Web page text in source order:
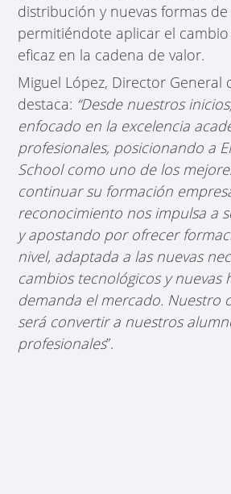
distribución y nuevas formas
permitiéndote aplicar el
eficaz en la cadena de valor.
Miguel López, Director General
destaca: “Desde nuestros
enfocado en la excelencia
profesionales, posicionando a
School como uno de los
continuar su formación
reconocimiento nos impulsa a
y apostando por ofrecer
nivel, adaptada a las nuevas
cambios tecnológicos y nuevas
demanda el mercado. Nuestro
será convertir a nuestros
profesionales”.